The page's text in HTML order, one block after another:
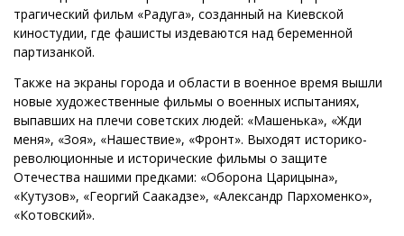
трагический фильм «Радуга», созданный на Киевской
киностудии, где фашисты издеваются над беременной
партизанкой.
Также на экраны города и области в военное время вышли
новые художественные фильмы о военных испытаниях,
выпавших на плечи советских людей: «Машенька», «Жди
меня», «Зоя», «Нашествие», «Фронт». Выходят историко-
революционные и исторические фильмы о защите
Отечества нашими предками: «Оборона Царицына»,
«Кутузов», «Георгий Саакадзе», «Александр Пархоменко»,
«Котовский».